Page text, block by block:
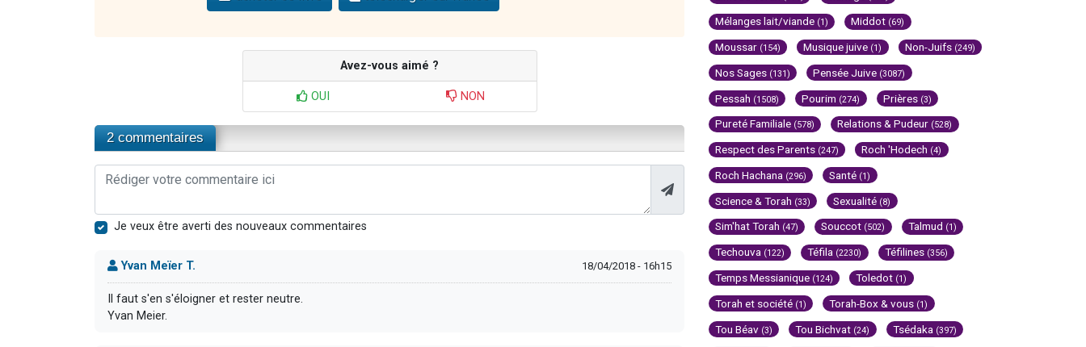
Avez-vous aimé ?
OUI NON
2 commentaires
Je veux être averti des nouveaux commentaires
Yvan Meïer T. 18/04/2018 - 16h15
Il faut s'en s'éloigner et rester neutre.
Yvan Meier.
Mélanges lait/viande (1) Middot (69)
Moussar (154) Musique juive (1) Non-Juifs (249)
Nos Sages (131) Pensée Juive (3087)
Pessah (1508) Pourim (274) Prières (3)
Pureté Familiale (578) Relations & Pudeur (528)
Respect des Parents (247) Roch 'Hodech (4)
Roch Hachana (296) Santé (1)
Science & Torah (33) Sexualité (8)
Sim'hat Torah (47) Souccot (502) Talmud (1)
Techouva (122) Téfila (2230) Téfilines (356)
Temps Messianique (124) Toledot (1)
Torah et société (1) Torah-Box & vous (1)
Tou Béav (3) Tou Bichvat (24) Tsédaka (397)